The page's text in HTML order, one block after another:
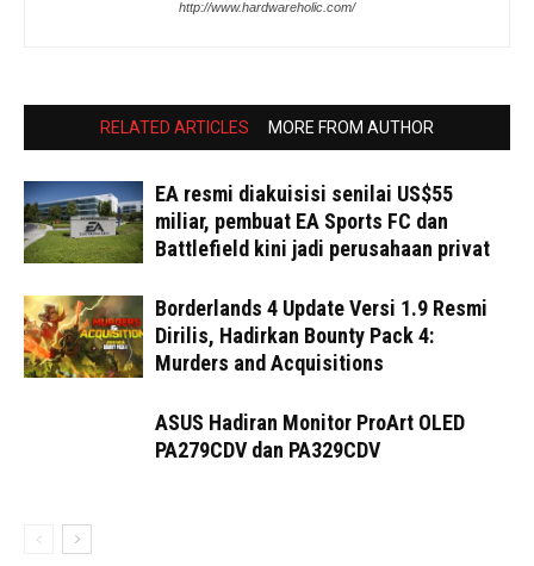
http://www.hardwareholic.com/
RELATED ARTICLES MORE FROM AUTHOR
EA resmi diakuisisi senilai US$55
miliar, pembuat EA Sports FC dan
Battlefield kini jadi perusahaan privat
Borderlands 4 Update Versi 1.9 Resmi
Dirilis, Hadirkan Bounty Pack 4:
Murders and Acquisitions
ASUS Hadiran Monitor ProArt OLED
PA279CDV dan PA329CDV